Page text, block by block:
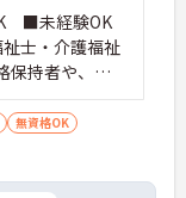
■未経験OK
士・介護福祉
保持者や、福
施設経験者、
労支援員、
無資格OK